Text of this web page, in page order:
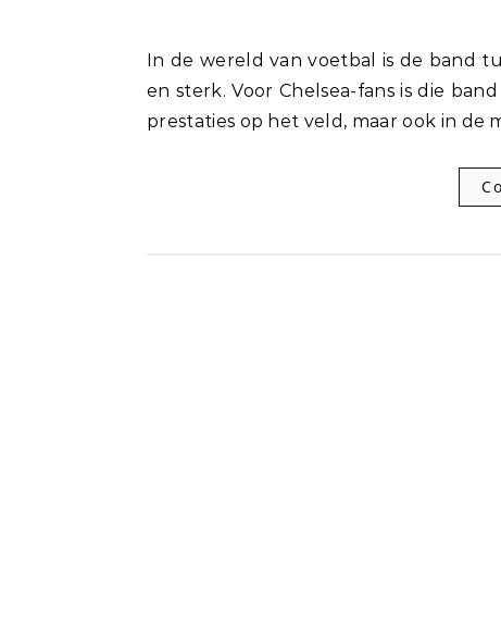
In de wereld van voetbal is de band tussen fans en hun favoriete club vaak diepgeworteld
en sterk. Voor Chelsea-fans is die
prestaties op het veld, maar ook in de